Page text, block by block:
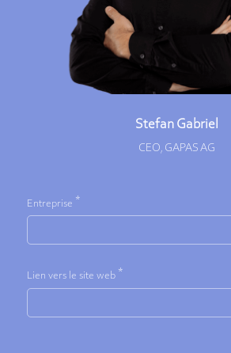
Entreprise *
Lien vers le site web *
Stefan Gabriel
CEO, GAPAS AG